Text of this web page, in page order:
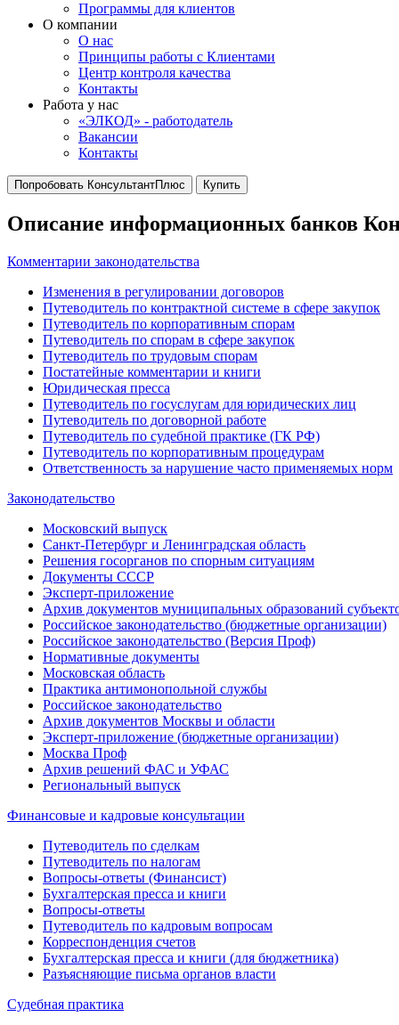
Программы для клиентов
О компании
О нас
Принципы работы с Клиентами
Центр контроля качества
Контакты
Работа у нас
«ЭЛКОД» - работодатель
Вакансии
Контакты
Попробовать КонсультантПлюс Купить
Описание информационных банков
Комментарии законодательства
Изменения в регулировании договоров
Путеводитель по контрактной системе в сфере закупок
Путеводитель по корпоративным спорам
Путеводитель по спорам в сфере закупок
Путеводитель по трудовым спорам
Постатейные комментарии и книги
Юридическая пресса
Путеводитель по госуслугам для юридических лиц
Путеводитель по договорной работе
Путеводитель по судебной практике (ГК РФ)
Путеводитель по корпоративным процедурам
Ответственность за нарушение часто применяемых норм
Законодательство
Московский выпуск
Санкт-Петербург и Ленинградская область
Решения госорганов по спорным ситуациям
Документы СССР
Эксперт-приложение
Архив документов муниципальных образований
Российское законодательство (бюджетные организации)
Российское законодательство (Версия Проф)
Нормативные документы
Московская область
Практика антимонопольной службы
Российское законодательство
Архив документов Москвы и области
Эксперт-приложение (бюджетные организации)
Москва Проф
Архив решений ФАС и УФАС
Региональный выпуск
Финансовые и кадровые консультации
Путеводитель по сделкам
Путеводитель по налогам
Вопросы-ответы (Финансист)
Бухгалтерская пресса и книги
Вопросы-ответы
Путеводитель по кадровым вопросам
Корреспонденция счетов
Бухгалтерская пресса и книги (для бюджетника)
Разъясняющие письма органов власти
Судебная практика